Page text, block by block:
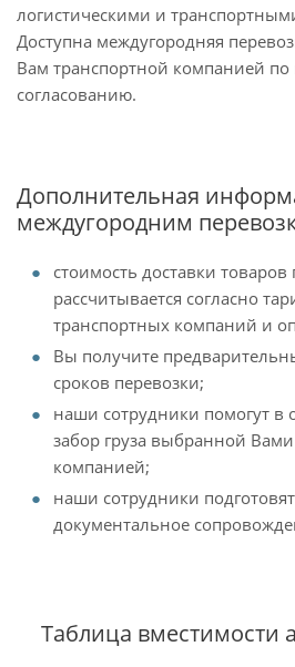
логистическими и
Доступна междугородняя
Вам транспортной компанией
согласованию.
Дополнительная
междугородним
стоимость доставки товаров
рассчитывается согласно
транспортных компаний и
Вы получите
сроков перевозки;
наши сотрудники помогут в
забор груза выбранной
компанией;
наши сотрудники
документальное
Таблица вместимости